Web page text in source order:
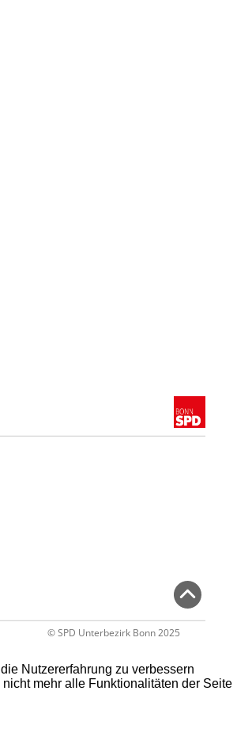
© SPD Unterbezirk Bonn 2025
Nutzererfahrung zu verbessern
mehr alle Funktionalitäten der Seite